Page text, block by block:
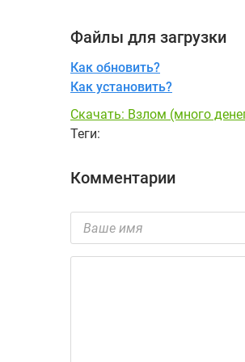
Файлы для загрузки
Как обновить?
Как установить?
Скачать: Взлом (много
Теги:
Комментарии